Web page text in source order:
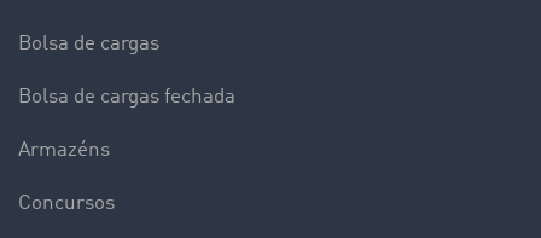
Bolsa de cargas
Bolsa de cargas fechada
Armazéns
Concursos